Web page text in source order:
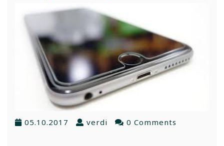
05.10.2017 verdi 0 Comments